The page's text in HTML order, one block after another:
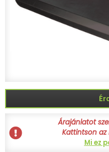
Árajánlatot
Kattintson az
Mi ez